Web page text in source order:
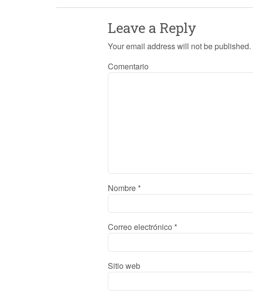
Leave a Reply
Your email address will not be published.
Comentario
Nombre *
Correo electrónico *
Sitio web